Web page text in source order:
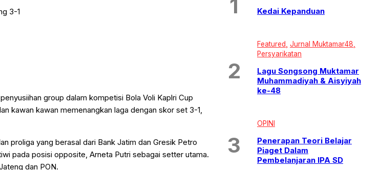
group dalam kompetisi Bola Voli Kaplri Cup
kawan kawan memenangkan laga dengan skor set 3-1,
proliga yang berasal dari Bank Jatim dan Gresik Petro
pada posisi opposite, Arneta Putri sebagai setter utama.
dan PON.
Kedai Kepanduan
Featured Jurnal Muktamar48
Persyarikatan
Lagu Songsong Muktamar
Muhammadiyah & Aisyiyah
ke-48
OPINI
Penerapan Teori Belajar
Piaget Dalam
Pembelanjaran IPA SD